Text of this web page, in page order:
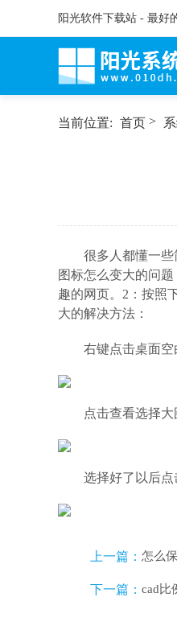
阳光软件下载站 - 最好
当前位置: 首页 >
很多人都懂一
图标怎么变大的问
趣的网页。2：按照
大的解决方法：
右键点击桌面空
点击查看选择大
选择好了以后
上一篇： 怎么
下一篇： cad比